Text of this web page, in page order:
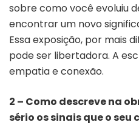
sobre como você evoluiu
encontrar um novo
Essa exposição, por mais
pode ser libertadora. A
empatia e conexão.
2 – Como descreve na
sério os sinais que o seu